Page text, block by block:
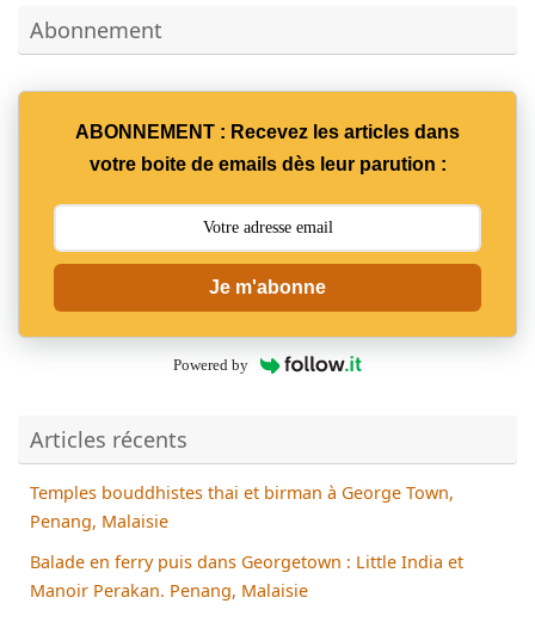
Abonnement
ABONNEMENT : Recevez les articles dans
votre boite de emails dès leur parution :
Je m'abonne
Powered by
Articles récents
Temples bouddhistes thai et birman à George Town,
Penang, Malaisie
Balade en ferry puis dans Georgetown : Little India et
Manoir Perakan. Penang, Malaisie